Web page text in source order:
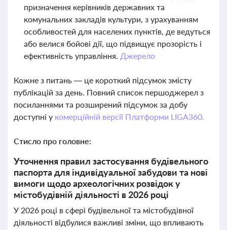
призначення керівників державних та
комунальних закладів культури, з урахуванням
особливостей для населених пунктів, де ведуться
або велися бойові дії, що підвищує прозорість і
ефективність управління. Джерело
Кожне з питань — це короткий підсумок змісту
публікацій за день. Повний список першоджерел з
посиланнями та розширений підсумок за добу
доступні у комерційній версії Платформи LIGA360.
Стисло про головне:
Уточнення правил застосування будівельного
паспорта для індивідуальної забудови та нові
вимоги щодо археологічних розвідок у
містобудівній діяльності в 2026 році
У 2026 році в сфері будівельної та містобудівної
діяльності відбулися важливі зміни, що впливають